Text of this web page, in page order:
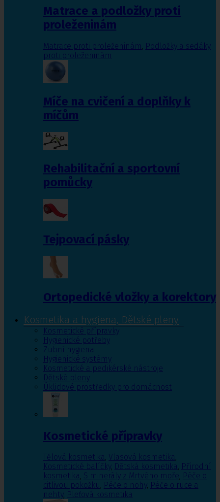
Matrace a podložky proti
proleženinám
Matrace proti proleženinám, Podložky a sedáky
proti proleženinám
Míče na cvičení a doplňky k
míčům
Rehabilitační a sportovní
pomůcky
Tejpovací pásky
Ortopedické vložky a korektory
Kosmetika a hygiena, Dětské pleny
Kosmetické přípravky
Hygienické potřeby
Zubní hygiena
Hygienické systémy
Kosmetické a pedikérské nástroje
Dětské pleny
Úklidové prostředky pro domácnost
Kosmetické přípravky
Tělová kosmetika, Vlasová kosmetika,
Kosmetické balíčky, Dětská kosmetika, Přírodní
kosmetika, S minerály z Mrtvého moře, Péče o
citlivou pokožku, Péče o nohy, Péče o ruce a
nehty, Pleťová kosmetika